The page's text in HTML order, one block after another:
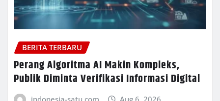
BERITA TERBARU
Perang Algoritma AI Makin Kompleks,
Publik Diminta Verifikasi Informasi Digital
indonesia-satu.com Aug 6, 2026